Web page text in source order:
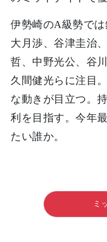
伊勢崎のA級勢では
大月渉、谷津圭治
哲、中野光公、谷
久間健光らに注目
な動きが目立つ。
利を目指す。今年
たい誰か。
ミ